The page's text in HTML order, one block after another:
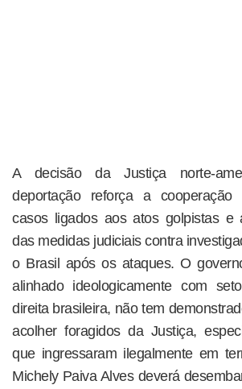
A decisão da Justiça norte-
deportação reforça a cooperação
casos ligados aos atos golpistas e
das medidas judiciais contra
o Brasil após os ataques. O
alinhado ideologicamente com
direita brasileira, não tem
acolher foragidos da Justiça,
que ingressaram ilegalmente em
Michely Paiva Alves deverá